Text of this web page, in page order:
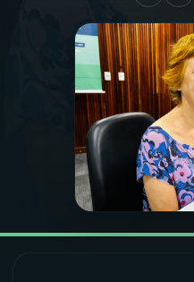
PROGRAMAS
PODCASTS
VIDEOCASTS